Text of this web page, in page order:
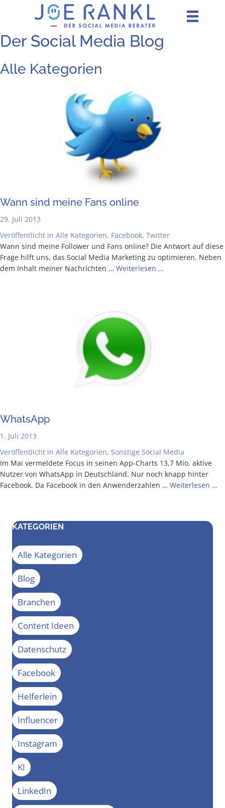
Der Social Media Blog
Alle Kategorien
Wann sind mei­ne Fans online
29. Juli 2013
Veröffentlicht in Alle Kategorien, Facebook, Twitter
Wann sind mei­ne Fol­lower und Fans online? Die Ant­wort auf die­se
Fra­ge hilft uns, das Social Media Mar­ke­ting zu opti­mie­ren. Neben
dem Inhalt mei­ner Nach­rich­ten … Wei­ter­le­sen …
Whats­App
1. Juli 2013
Veröffentlicht in Alle Kategorien, Sonstige Social Media
Im Mai ver­mel­de­te Focus in sei­nen App-Charts 13,7 Mio. akti­ve
Nut­zer von Whats­App in Deutsch­land. Nur noch knapp hin­ter
Face­book. Da Face­book in den Anwen­der­zah­len … Wei­ter­le­sen …
KATEGORIEN
Alle Kategorien
Blog
Branchen
Content Ideen
Datenschutz
Facebook
Helferlein
Influencer
Instagram
KI
LinkedIn